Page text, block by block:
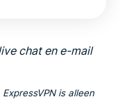
chat en e-mail
is alleen